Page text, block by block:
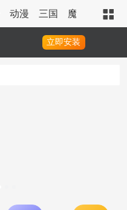
动漫 三国 魔幻 策略
立即安装